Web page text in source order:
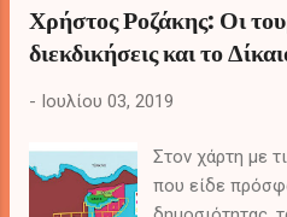
καταλάβω τι
λεγόμενο
προσπαθώ να
σηκώσω, ήταν
Χρήστος Ροζάκης: Οι
διεκδικήσεις και το
- Ιουλίου 03, 2019
Στον χάρτη με
που είδε